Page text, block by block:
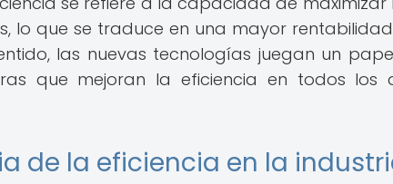
lo que se traduce en una mayor
las nuevas tecnologías juegan un
que mejoran la eficiencia en todos los
de la eficiencia en la